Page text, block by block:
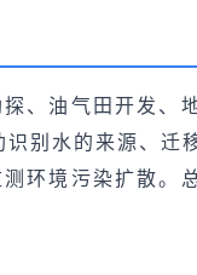
、油气田开发、
别水的来源、迁
环境污染扩散。